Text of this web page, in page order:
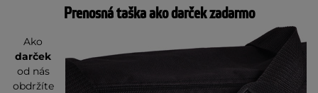
Prenosná taška ako darček zadarmo
Ako
darček
od nás
obdržíte